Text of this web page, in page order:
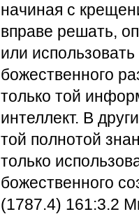
начиная с
вправе решать,
или использовать
божественного
только той
интеллект. В
той полнотой
только
божественного
(1787.4) 161:3.2